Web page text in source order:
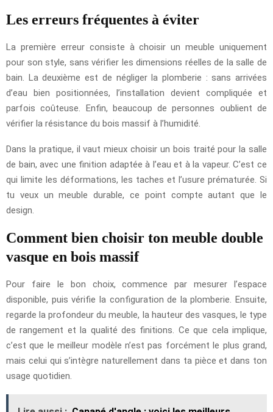
Les erreurs fréquentes à éviter
La première erreur consiste à choisir un meuble uniquement
pour son style, sans vérifier les dimensions réelles de la salle de
bain. La deuxième est de négliger la plomberie : sans arrivées
d’eau bien positionnées, l’installation devient compliquée et
parfois coûteuse. Enfin, beaucoup de personnes oublient de
vérifier la résistance du bois massif à l’humidité.
Dans la pratique, il vaut mieux choisir un bois traité pour la salle
de bain, avec une finition adaptée à l’eau et à la vapeur. C’est ce
qui limite les déformations, les taches et l’usure prématurée. Si
tu veux un meuble durable, ce point compte autant que le
design.
Comment bien choisir ton meuble double
vasque en bois massif
Pour faire le bon choix, commence par mesurer l’espace
disponible, puis vérifie la configuration de la plomberie. Ensuite,
regarde la profondeur du meuble, la hauteur des vasques, le type
de rangement et la qualité des finitions. Ce que cela implique,
c’est que le meilleur modèle n’est pas forcément le plus grand,
mais celui qui s’intègre naturellement dans ta pièce et dans ton
usage quotidien.